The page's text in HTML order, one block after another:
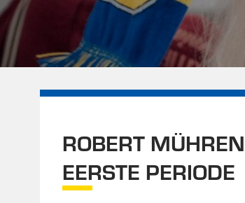
ROBERT
EERSTE PERIODE